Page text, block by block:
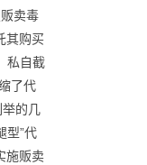
卖毒
其购买
私自截
了代
举的几
型”代
施贩卖